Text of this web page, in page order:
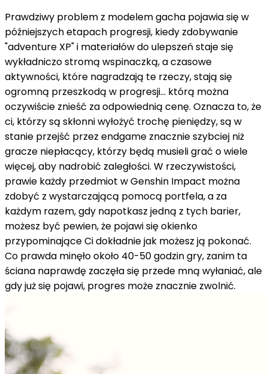
Prawdziwy problem z modelem gacha pojawia się w
późniejszych etapach progresji, kiedy zdobywanie
"adventure XP" i materiałów do ulepszeń staje się
wykładniczo stromą wspinaczką, a czasowe
aktywności, które nagradzają te rzeczy, stają się
ogromną przeszkodą w progresji... którą można
oczywiście znieść za odpowiednią cenę. Oznacza to, że
ci, którzy są skłonni wyłożyć trochę pieniędzy, są w
stanie przejść przez endgame znacznie szybciej niż
gracze niepłacący, którzy będą musieli grać o wiele
więcej, aby nadrobić zaległości. W rzeczywistości,
prawie każdy przedmiot w Genshin Impact można
zdobyć z wystarczającą pomocą portfela, a za
każdym razem, gdy napotkasz jedną z tych barier,
możesz być pewien, że pojawi się okienko
przypominające Ci dokładnie jak możesz ją pokonać.
Co prawda minęło około 40-50 godzin gry, zanim ta
ściana naprawdę zaczęła się przede mną wyłaniać, ale
gdy już się pojawi, progres może znacznie zwolnić.